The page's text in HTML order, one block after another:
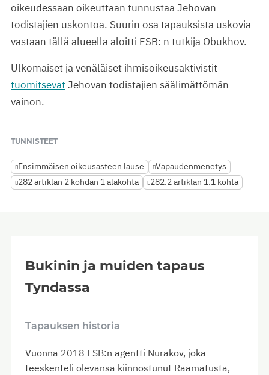
oikeudessaan oikeuttaan tunnustaa Jehovan
todistajien uskontoa. Suurin osa tapauksista uskovia
vastaan tällä alueella aloitti FSB: n tutkija Obukhov.
Ulkomaiset ja venäläiset ihmisoikeusaktivistit
tuomitsevatJehovan todistajien säälimättömän
vainon.
TUNNISTEET
Ensimmäisen oikeusasteen lause
Vapaudenmenetys
282 artiklan 2 kohdan 1 alakohta
282.2 artiklan 1.1 kohta
Bukinin ja muiden tapaus
Tyndassa
Tapauksen historia
Vuonna 2018 FSB:n agentti Nurakov, joka
teeskenteli olevansa kiinnostunut Raamatusta,